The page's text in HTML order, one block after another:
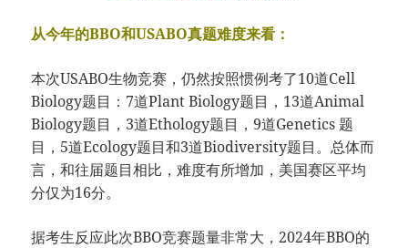
从今年的BBO和USABO真题难度来看：
本次USABO生物竞赛，仍然按照惯例考了10道Cell
Biology题目：7道Plant Biology题目，13道Animal
Biology题目，3道Ethology题目，9道Genetics 题
目，5道Ecology题目和3道Biodiversity题目。总体而
言，和往届题目相比，难度有所增加，美国赛区平均
分仅为16分。
据考生反应此次BBO竞赛题量非常大，2024年BBO的